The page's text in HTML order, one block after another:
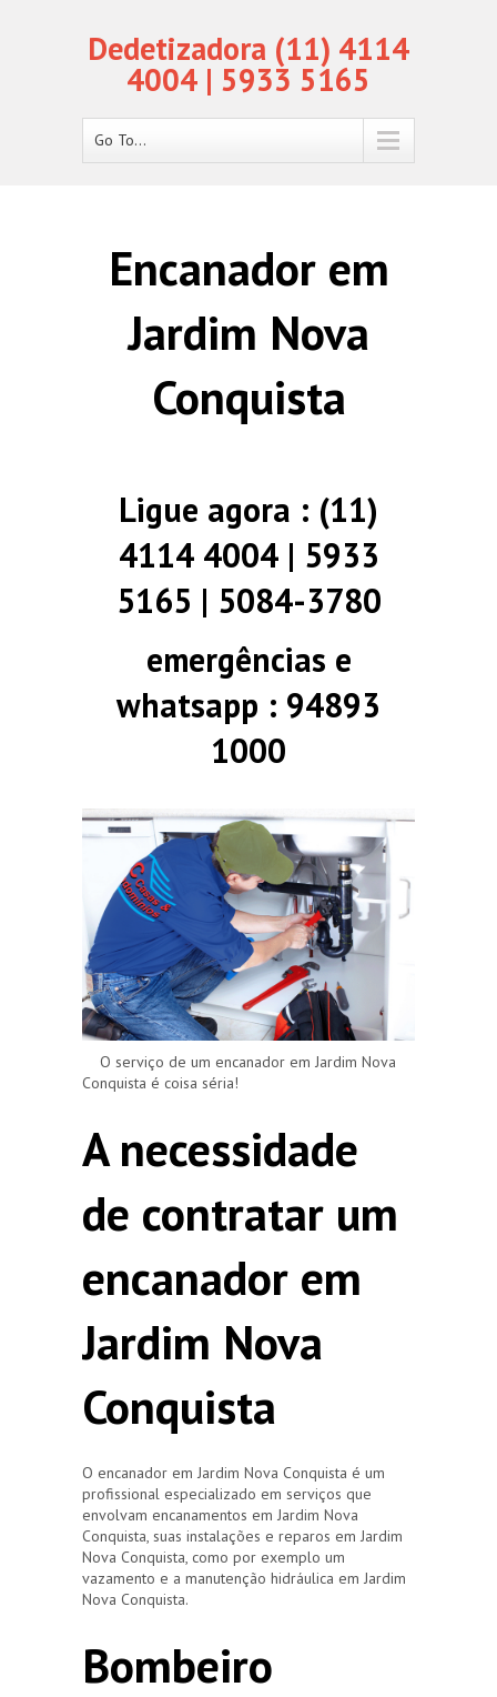
Dedetizadora (11) 4114
4004 | 5933 5165
Go To...
Encanador em
Jardim Nova
Conquista
Ligue agora : (11)
4114 4004 | 5933
5165 | 5084-3780
emergências e
whatsapp : 94893
1000
O serviço de um encanador em Jardim Nova
Conquista é coisa séria!
A necessidade
de contratar um
encanador em
Jardim Nova
Conquista
O encanador em Jardim Nova Conquista é um
profissional especializado em serviços que
envolvam encanamentos em Jardim Nova
Conquista, suas instalações e reparos em Jardim
Nova Conquista, como por exemplo um
vazamento e a manutenção hidráulica em Jardim
Nova Conquista.
Bombeiro